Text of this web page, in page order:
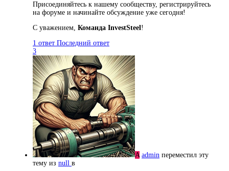
Присоединяйтесь к нашему сообществу, регистрируйтесь
на форуме и начинайте обсуждение уже сегодня!
С уважением, Команда InvestSteel!
1 ответ Последний ответ
3
A admin переместил эту
тему из null в